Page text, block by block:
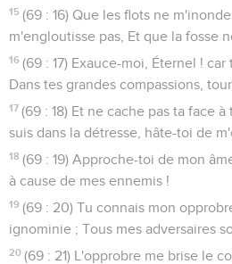
15 (69 : 16) Que les flots ne
m'engloutisse pas, Et que la fosse
16 (69 : 17) Exauce-moi, Éternel !
Dans tes grandes compassions,
17 (69 : 18) Et ne cache pas ta face
suis dans la détresse, hâte-toi de
18 (69 : 19) Approche-toi de mon
à cause de mes ennemis !
19 (69 : 20) Tu connais mon
ignominie ; Tous mes adversaires
20 (69 : 21) L'opprobre me brise le